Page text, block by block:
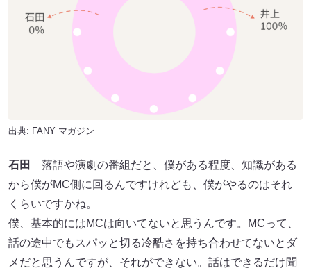
出典: FANY マガジン
石田
落語や演劇の番組だと、僕がある程度、知識がある
から僕がMC側に回るんですけれども、僕がやるのはそれ
くらいですかね。
僕、基本的にはMCは向いてないと思うんです。MCって、
話の途中でもスパッと切る冷酷さを持ち合わせてないとダ
メだと思うんですが、それができない。話はできるだけ聞